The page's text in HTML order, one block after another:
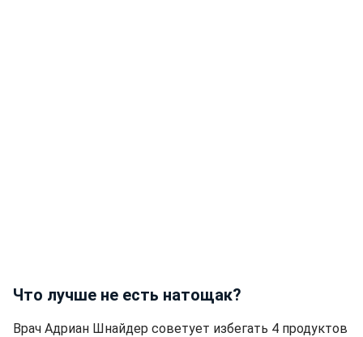
Что лучше не есть натощак?
Врач Адриан Шнайдер советует избегать 4 продуктов